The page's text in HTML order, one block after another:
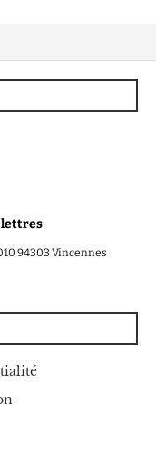
lettres
94303 Vincennes